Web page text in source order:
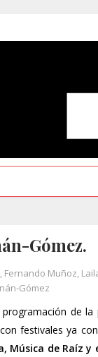
Gómez.
, Fernando Muñoz,
Gómez
de
festivales ya
Música de Raíz y